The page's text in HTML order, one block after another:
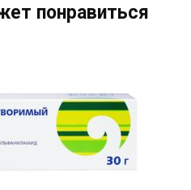
понравиться